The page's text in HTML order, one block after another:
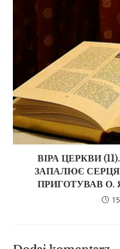
ВІРА ЦЕРКВИ
ЗАПАЛЮЄ
ПРИГОТУВАВ